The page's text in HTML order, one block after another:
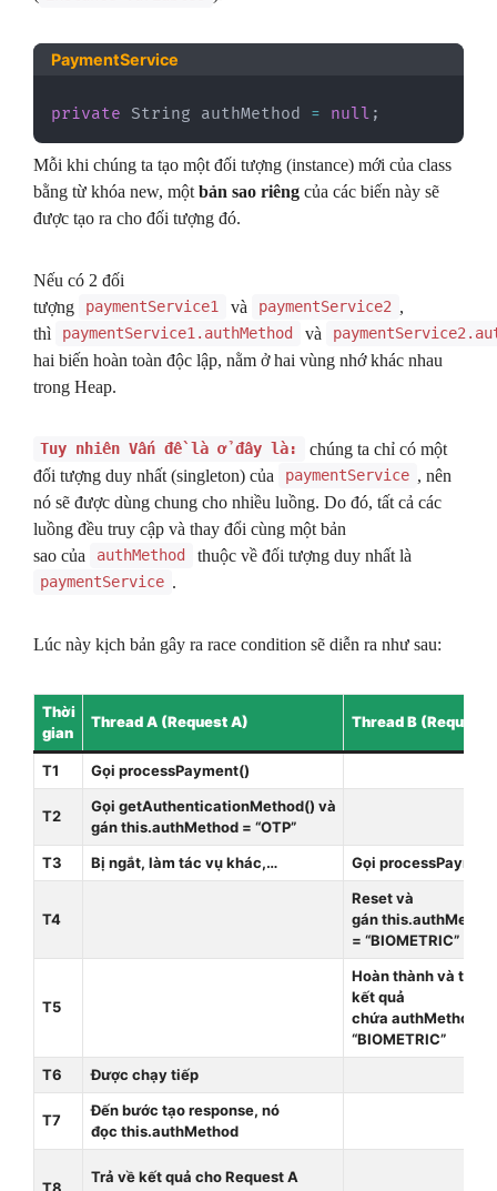
PaymentService
private String authMethod = null ;
Mỗi khi chúng ta tạo một đối tượng (instance) mới của class
bằng từ khóa new, một bản sao riêng của các biến này sẽ
được tạo ra cho đối tượng đó.
Nếu có 2 đối
tượng
paymentService1 và paymentService2 ,
thì
paymentService1. authMethod và paymentService2.
hai biến hoàn toàn độc lập, nằm ở hai vùng nhớ khác nhau
trong Heap.
Tuy nhiên Vấn đề là ở đây là:
chúng ta chỉ có một
đối tượng duy nhất (singleton) của
paymentService , nên
nó sẽ được dùng chung cho nhiều luồng. Do đó, tất cả các
luồng đều truy cập và thay đổi cùng một bản
sao của
authMethod thuộc về đối tượng duy nhất là
paymentService .
Lúc này kịch bản gây ra race condition sẽ diễn ra như sau:
Thời
gian
Thread A (Request A) Thread B (Request
T1 Gọi processPayment()
T2
Gọi getAuthenticationMethod() và
gán this.authMethod = “OTP”
T3
Bị ngắt, làm tác vụ khác,… Gọi
T4
Reset và
gán
= “BIOMETRIC”
T5
Hoàn thành và trả
kết quả
chứa authMethod =
“BIOMETRIC”
T6
Được chạy tiếp
T7
Đến bước tạo response, nó
đọc this.authMethod
T8
Trả về kết quả cho Request A